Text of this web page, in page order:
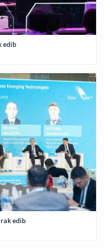
edib
edib